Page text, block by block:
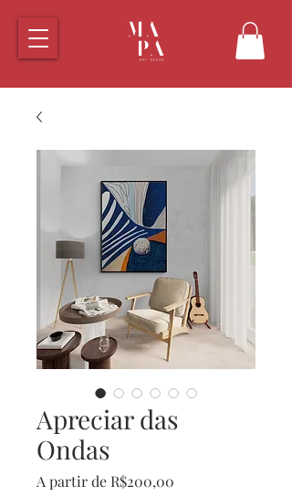
Apreciar das
Ondas
A partir de R$200,00